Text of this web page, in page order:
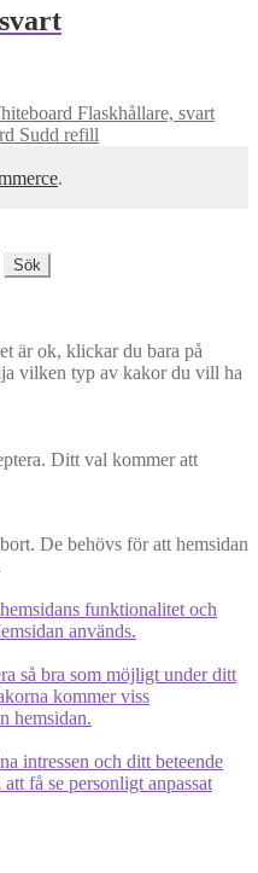
Flaskhållare, svart
Sudd refill
.
Sök
är ok, klickar du bara på
vilken typ av kakor du vill ha
Ditt val kommer att
De behövs för att hemsidan
funktionalitet och
används.
så bra som möjligt under ditt
kommer viss
hemsidan.
intressen och ditt beteende
få se personligt anpassat